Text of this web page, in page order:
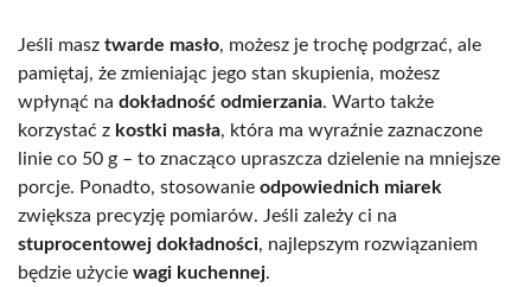
Jeśli masz twarde masło, możesz je trochę podgrzać, ale
pamiętaj, że zmieniając jego stan skupienia, możesz
wpłynąć na dokładność odmierzania. Warto także
korzystać z kostki masła, która ma wyraźnie zaznaczone
linie co 50 g – to znacząco upraszcza dzielenie na mniejsze
porcje. Ponadto, stosowanie odpowiednich miarek
zwiększa precyzję pomiarów. Jeśli zależy ci na
stuprocentowej dokładności, najlepszym rozwiązaniem
będzie użycie wagi kuchennej.